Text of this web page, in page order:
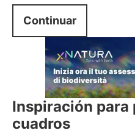
Continuar
Inspiración para
cuadros